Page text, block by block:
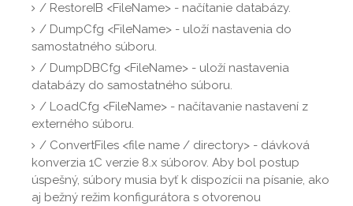
/ RestoreIB <FileName> - načítanie databázy.
/ DumpCfg <FileName> - uloží nastavenia do
samostatného súboru.
/ DumpDBCfg <FileName> - uloží nastavenia
databázy do samostatného súboru.
/ LoadCfg <FileName> - načítavanie nastavení z
externého súboru.
/ ConvertFiles <file name / directory> - dávková
konverzia 1C verzie 8.x súborov. Aby bol postup
úspešný, súbory musia byť k dispozícii na písanie, ako
aj bežný režim konfigurátora s otvorenou